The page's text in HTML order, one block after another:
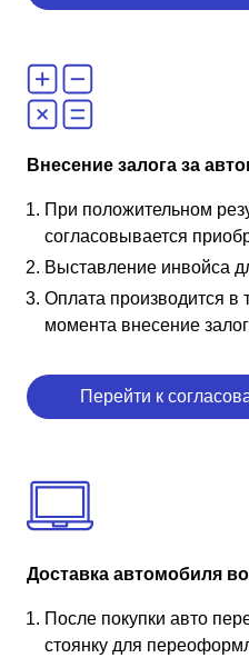
Внесение залога за
При положительном
согласовывается
Выставление инвойса
Оплата производится в
момента внесение
Перейти к
Доставка автомобиля
После покупки авто
стоянку для